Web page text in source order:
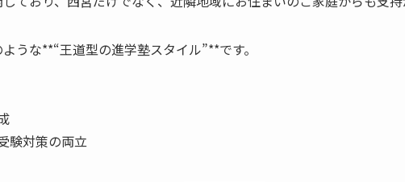
うな**“王道型の進学塾スタイル”**です。
験対策の両立